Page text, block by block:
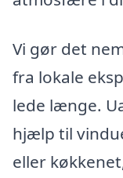
Vi gør det
fra lokale
lede længe.
hjælp til
eller